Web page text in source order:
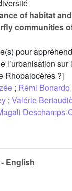
of habitat
communities
pour
l’urbanisation sur
Rhopalocères ?]
; Rémi Bonardo
; Valérie
Deschamps-
English